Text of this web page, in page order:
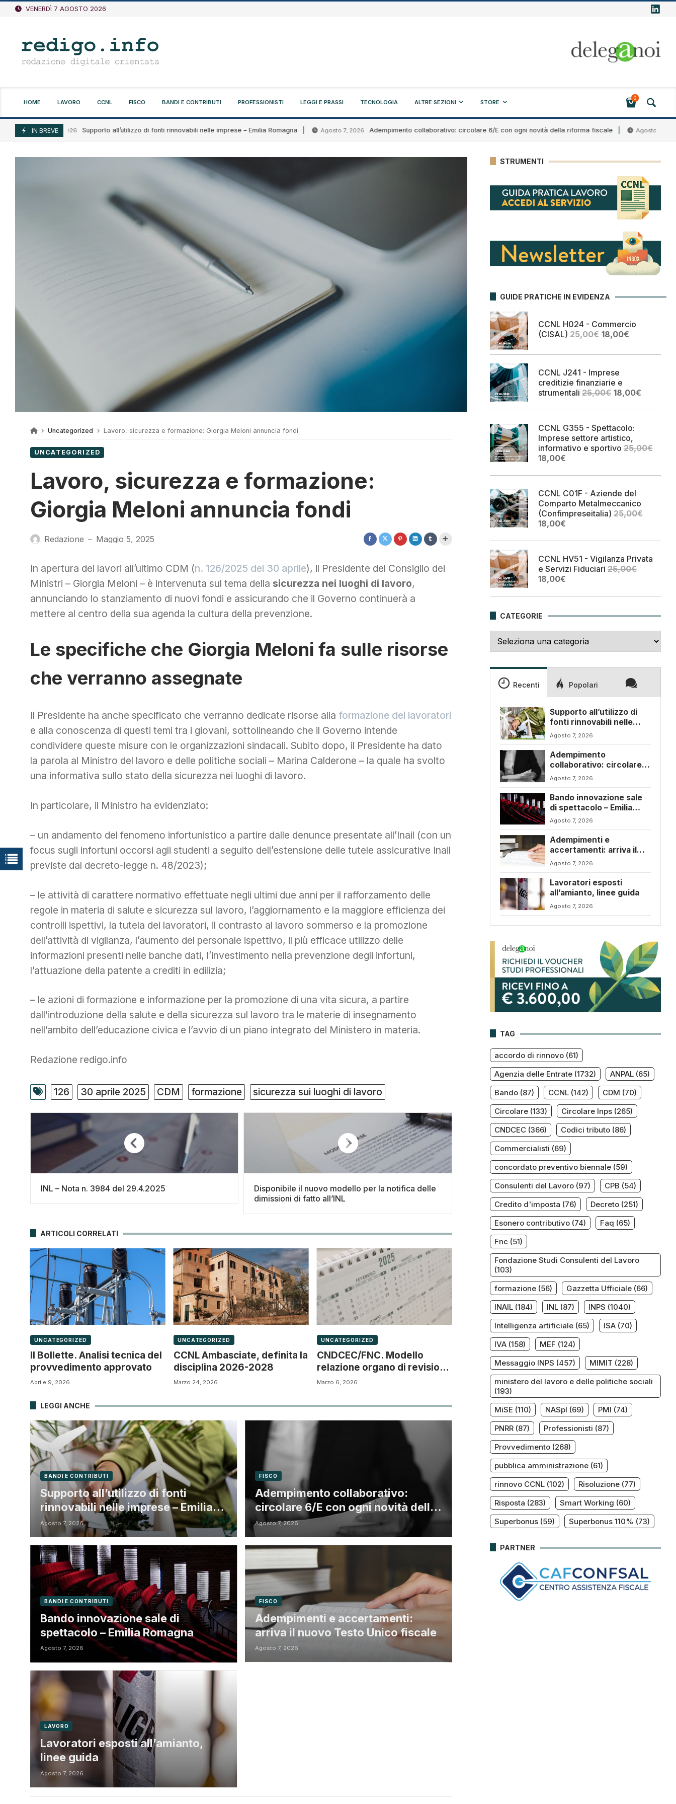
Vai
VENERDÌ 7 AGOSTO 2026
HOME LAVORO CCNL FISCO BANDI E CONTRIBUTI PROFESSIONISTI LEGGI E PRASSI TECNOLOGIA ALTRE SEZIONI STORE
0
IN BREVE
Agosto 7, 2026 Supporto all’utilizzo di fonti rinnovabili nelle imprese – Emilia Romagna Agosto 7, 2026 Adempimento collaborativo: circolare 6/E con ogni novità della riforma fiscale Agosto 7, 2026
Uncategorized Lavoro, sicurezza e formazione: Giorgia Meloni annuncia fondi
UNCATEGORIZED
Lavoro, sicurezza e formazione:
Giorgia Meloni annuncia fondi
Redazione — Maggio 5, 2025
In apertura dei lavori all’ultimo CDM (n. 126/2025 del 30 aprile), il Presidente del Consiglio dei
Ministri – Giorgia Meloni – è intervenuta sul tema della sicurezza nei luoghi di lavoro,
annunciando lo stanziamento di nuovi fondi e assicurando che il Governo continuerà a
mettere al centro della sua agenda la cultura della prevenzione.
Le specifiche che Giorgia Meloni fa sulle risorse
che verranno assegnate
Il Presidente ha anche specificato che verranno dedicate risorse alla formazione dei lavoratori
e alla conoscenza di questi temi tra i giovani, sottolineando che il Governo intende
condividere queste misure con le organizzazioni sindacali. Subito dopo, il Presidente ha dato
la parola al Ministro del lavoro e delle politiche sociali – Marina Calderone – la quale ha svolto
una informativa sullo stato della sicurezza nei luoghi di lavoro.
In particolare, il Ministro ha evidenziato:
– un andamento del fenomeno infortunistico a partire dalle denunce presentate all’Inail (con un
focus sugli infortuni occorsi agli studenti a seguito dell’estensione delle tutele assicurative Inail
previste dal decreto-legge n. 48/2023);
– le attività di carattere normativo effettuate negli ultimi due anni per il rafforzamento delle
regole in materia di salute e sicurezza sul lavoro, l’aggiornamento e la maggiore efficienza dei
controlli ispettivi, la tutela dei lavoratori, il contrasto al lavoro sommerso e la promozione
dell’attività di vigilanza, l’aumento del personale ispettivo, il più efficace utilizzo delle
informazioni presenti nelle banche dati, l’investimento nella prevenzione degli infortuni,
l’attuazione della patente a crediti in edilizia;
– le azioni di formazione e informazione per la promozione di una vita sicura, a partire
dall’introduzione della salute e della sicurezza sul lavoro tra le materie di insegnamento
nell’ambito dell’educazione civica e l’avvio di un piano integrato del Ministero in materia.
Redazione redigo.info
126 30 aprile 2025 CDM formazione sicurezza sui luoghi di lavoro
INL – Nota n. 3984 del 29.4.2025
Disponibile il nuovo modello per la notifica delle
dimissioni di fatto all’INL
ARTICOLI CORRELATI
UNCATEGORIZED
Il Bollette. Analisi tecnica del
provvedimento approvato
Aprile 9, 2026
UNCATEGORIZED
CCNL Ambasciate, definita la
disciplina 2026-2028
Marzo 24, 2026
UNCATEGORIZED
CNDCEC/FNC. Modello
relazione organo di revisione
rendiconto 2025
Marzo 6, 2026
LEGGI ANCHE
BANDI E CONTRIBUTI
Supporto all’utilizzo di fonti
rinnovabili nelle imprese – Emilia
Romagna
Agosto 7, 2026
FISCO
Adempimento collaborativo:
circolare 6/E con ogni novità della
riforma fiscale
Agosto 7, 2026
BANDI E CONTRIBUTI
Bando innovazione sale di
spettacolo – Emilia Romagna
Agosto 7, 2026
FISCO
Adempimenti e accertamenti:
arriva il nuovo Testo Unico fiscale
Agosto 7, 2026
LAVORO
Lavoratori esposti all’amianto,
linee guida
Agosto 7, 2026
STRUMENTI
GUIDE PRATICHE IN EVIDENZA
CCNL H024 - Commercio
(CISAL) 25,00€ Il
originale
25,00€.
18,00€Il
attuale
CCNL J241 - Imprese
creditizie finanziarie e
strumentali 25,00€ Il
originale
25,00€.
18,00€Il
attuale
CCNL G355 - Spettacolo:
Imprese settore artistico,
informativo e sportivo 25,00€
Il
originale
25,00€.
18,00€Il
attuale
18,00€.
CCNL C01F - Aziende del
Comparto Metalmeccanico
(Confimpreseitalia) 25,00€
Il
originale
25,00€.
18,00€Il
attuale
18,00€.
CCNL HV51 - Vigilanza Privata
e Servizi Fiduciari 25,00€
Il
originale
25,00€.
18,00€Il
attuale
18,00€.
CATEGORIE
Recenti Popolari
Supporto all’utilizzo di
fonti rinnovabili nelle
imprese – Emilia Romagna
Agosto 7, 2026
Adempimento
collaborativo: circolare
6/E con ogni novità della
Agosto 7, 2026
Bando innovazione sale
di spettacolo – Emilia
Romagna
Agosto 7, 2026
Adempimenti e
accertamenti: arriva il
nuovo Testo Unico
fiscale
Agosto 7, 2026
Lavoratori esposti
all’amianto, linee guida
Agosto 7, 2026
TAG
accordo di rinnovo(61)
Agenzia delle Entrate(1732) ANPAL(65)
Bando(87) CCNL(142) CDM (70)
Circolare(133) Circolare Inps(265)
CNDCEC(366) Codici tributo(86)
Commercialisti (69)
concordato preventivo biennale(59)
Consulenti del Lavoro(97) CPB (54)
Credito d'imposta (76) Decreto(251)
Esonero contributivo(74) Faq (65)
Fnc (51)
Fondazione Studi Consulenti del Lavoro
(103)
formazione(56) Gazzetta Ufficiale(66)
INAIL(184) INL(87) INPS (1040)
Intelligenza artificiale(65) ISA(70)
IVA(158) MEF (124)
Messaggio INPS (457) MIMIT (228)
ministero del lavoro e delle politiche sociali
(193)
MiSE (110) NASpI (69) PMI (74)
PNRR(87) Professionisti (87)
Provvedimento(268)
pubblica amministrazione(61)
rinnovo CCNL(102) Risoluzione(77)
Risposta (283) Smart Working (60)
Superbonus(59) Superbonus 110% (73)
PARTNER